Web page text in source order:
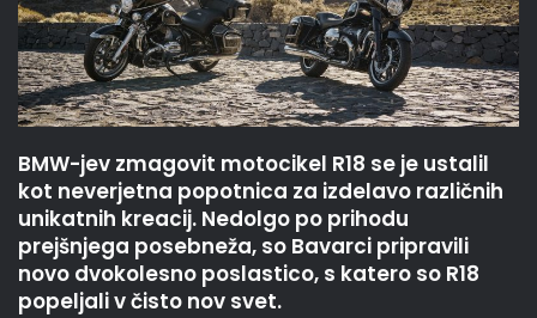
BMW-jev zmagovit motocikel R18 se je ustalil
kot neverjetna popotnica za izdelavo različnih
unikatnih kreacij. Nedolgo po prihodu
prejšnjega posebneža, so Bavarci pripravili
novo dvokolesno poslastico, s katero so R18
popeljali v čisto nov svet.